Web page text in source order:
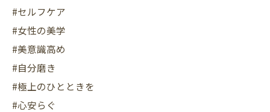
#セルフケア
#女性の美学
#美意識高め
#自分磨き
#極上のひとときを
#心安らぐ